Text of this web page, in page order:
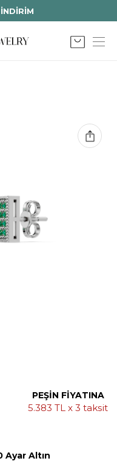
PEŞİN FİYATINA
5.383 TL x 3 taksit
Ayar Altın